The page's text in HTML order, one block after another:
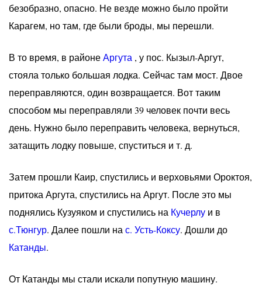
безобразно, опасно. Не везде можно было пройти
Карагем, но там, где были броды, мы перешли.
В то время, в районеАргута , у пос. Кызыл-Аргут,
стояла только большая лодка. Сейчас там мост. Двое
переправляются, один возвращается. Вот таким
способом мы переправляли 39 человек почти весь
день. Нужно было переправить человека, вернуться,
затащить лодку повыше, спуститься и т. д.
Затем прошли Каир, спустились и верховьями Ороктоя,
притока Аргута, спустились на Аргут. После это мы
поднялись Кузуяком и спустились на Кучерлу и в
с.Тюнгур. Далее пошли нас. Усть-Коксу. Дошли до
Катанды.
От Катанды мы стали искали попутную машину.